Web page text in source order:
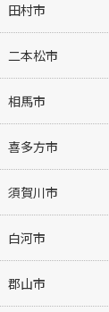
田村市
二本松市
相馬市
喜多方市
須賀川市
白河市
郡山市